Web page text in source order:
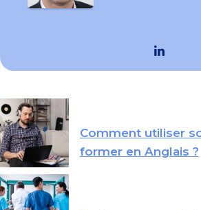
Comment utiliser
former en Anglais ?